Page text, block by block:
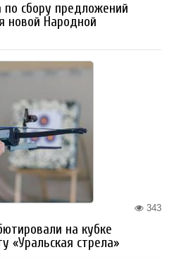
сбору предложений
новой Народной
343
на кубке
«Уральская стрела»